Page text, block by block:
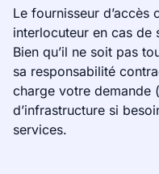
Le fournisseur
interlocuteur en cas de
Bien qu’il ne soit pas
sa responsabilité
charge votre demande
d’infrastructure si
services.